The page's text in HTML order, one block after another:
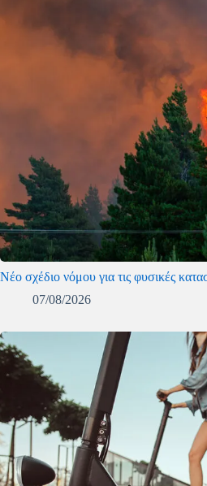
Νέο σχέδιο νόμου για τις φυσικές
07/08/2026